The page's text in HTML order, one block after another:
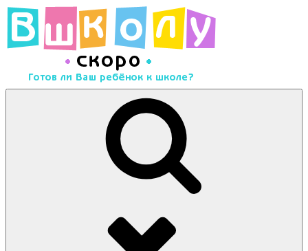
Перейти
содержимому
Много полезного материала для подготовки детей к школе